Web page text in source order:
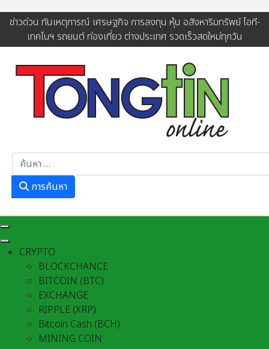
ข่าวด่วน ทันเหตุการณ์ เศรษฐกิจ การลงทุน หุ้น อสังหาริมทรัพย์ ไอที-
เทคโนฯ รถยนต์ ท่องเที่ยว ต่างประเทศ รวดเร็วสดใหม่ทุกวัน
การค้นหา
CRYPTO
BLOCKCHANCE
BITCOIN (BTC)
EXCHANGE
RIPPLE (XRP)
Bitcoin Cash (BCH)
MINING COIN